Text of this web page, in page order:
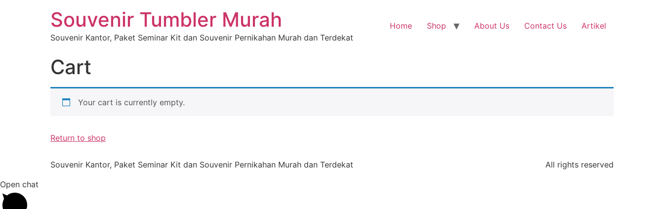
Souvenir Tumbler Murah
Souvenir Kantor, Paket Seminar Kit dan Souvenir Pernikahan Murah dan Terdekat
Home Shop About Us Contact Us Artikel
Cart
Your cart is currently empty.
Return to shop
Souvenir Kantor, Paket Seminar Kit dan Souvenir Pernikahan Murah dan Terdekat
All rights reserved
Open chat